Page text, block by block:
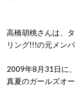
高橋胡桃さんは、
リング!!!の元メン
2009年8月31日に
真夏のガールズオ